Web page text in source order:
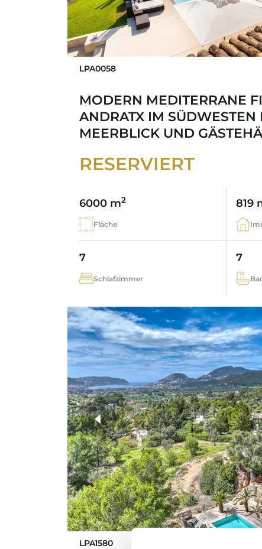
LPA0058
MODERN MEDITERRANE
ANDRATX IM SÜDWESTEN
MEERBLICK UND
RESERVIERT
6000 m2
Fläche
819
7
Schlafzimmer
7
LPA1580